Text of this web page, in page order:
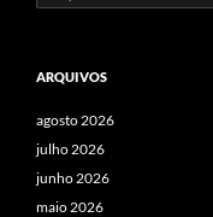
por:
ARQUIVOS
agosto 2026
julho 2026
junho 2026
maio 2026